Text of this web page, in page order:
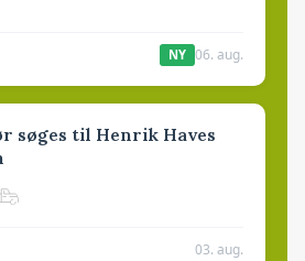
NY 06. aug.
søges til Henrik Haves
03. aug.